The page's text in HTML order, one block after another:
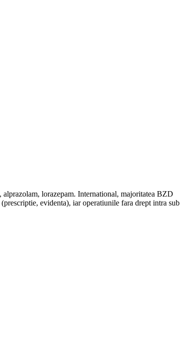
lorazepam. International, majoritatea BZD
(prescriptie, evidenta), iar operatiunile fara drept intra sub